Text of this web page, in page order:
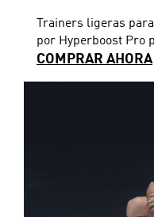
Trainers ligeras
por Hyperboost Pro
COMPRAR AHORA